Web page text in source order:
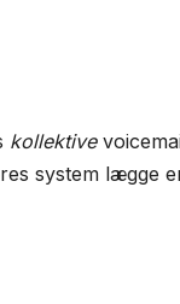
kollektive
system lægge